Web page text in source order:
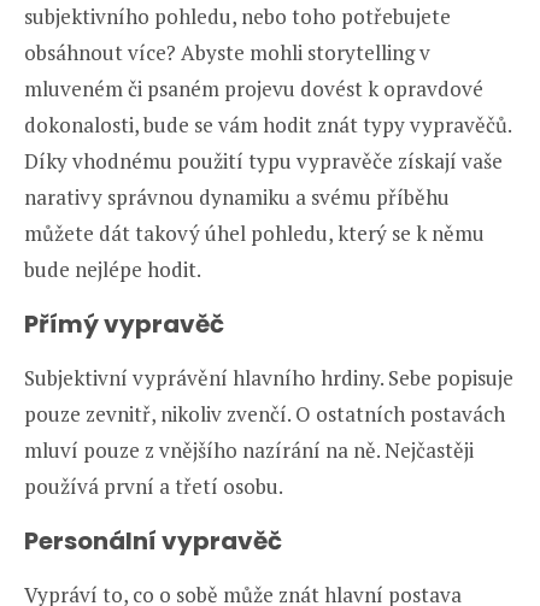
subjektivního pohledu, nebo toho potřebujete
obsáhnout více? Abyste mohli storytelling v
mluveném či psaném projevu dovést k opravdové
dokonalosti, bude se vám hodit znát typy vypravěčů.
Díky vhodnému použití typu vypravěče získají vaše
narativy správnou dynamiku a svému příběhu
můžete dát takový úhel pohledu, který se k němu
bude nejlépe hodit.
Přímý vypravěč
Subjektivní vyprávění hlavního hrdiny. Sebe popisuje
pouze zevnitř, nikoliv zvenčí. O ostatních postavách
mluví pouze z vnějšího nazírání na ně. Nejčastěji
používá první a třetí osobu.
Personální vypravěč
Vypráví to, co o sobě může znát hlavní postava